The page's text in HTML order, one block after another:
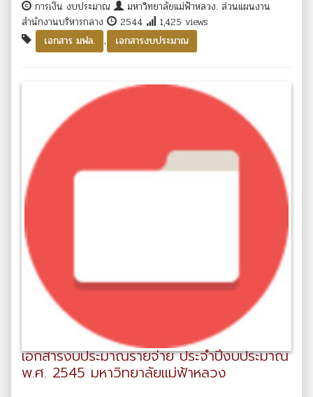
การเงิน งบประมาณ
มหาวิทยาลัยแม่ฟ้าหลวง. ส่วนแผนงาน
สำนักงานบริหารกลาง
2544
1,425 views
เอกสาร มฟล.
, เอกสารงบประมาณ
เอกสารงบประมาณรายจ่าย ประจำปีงบประมาณ
พ.ศ. 2545 มหาวิทยาลัยแม่ฟ้าหลวง